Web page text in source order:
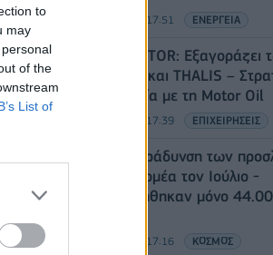
to
may
of the
List of
05/08/2026 - 17:51 ΕΝΕΡΓΕΙΑ
Όμιλος AKTOR:
ΗΛΕΚΤΩΡ και THALIS –
συνεργασία με τη Motor Oil
05/08/2026 - 17:39 ΕΠΙΧΕΙΡΗΣΕΙΣ
ΗΠΑ: Επιβράδυνση των
ιδιωτικό τομέα τον Ιούλιο -
Δημιουργήθηκαν μόνο
05/08/2026 - 17:16 ΚΟΣΜΟΣ